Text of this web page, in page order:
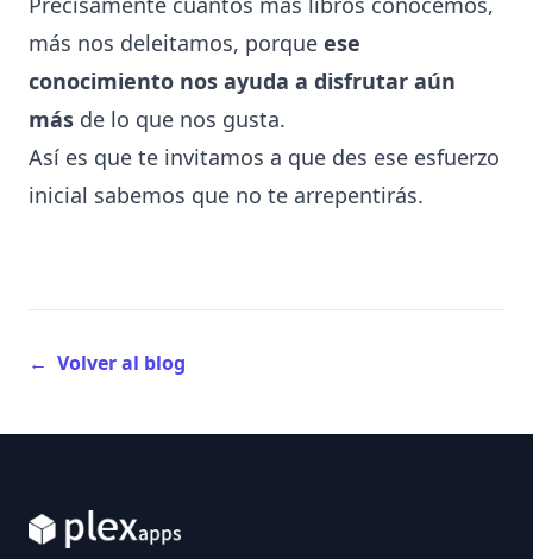
más nos deleitamos, porque ese
conocimiento nos ayuda a disfrutar aún
más de lo que nos gusta.
Así es que te invitamos a que des ese esfuerzo
inicial sabemos que no te arrepentirás.
← Volver al blog